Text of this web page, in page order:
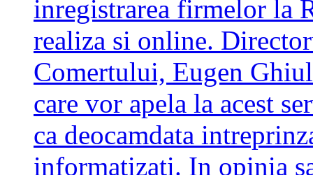
inregistrarea firmelor la
realiza si online.
Comertului, Eugen
care vor apela la acest
ca deocamdata
informatizati. In opinia